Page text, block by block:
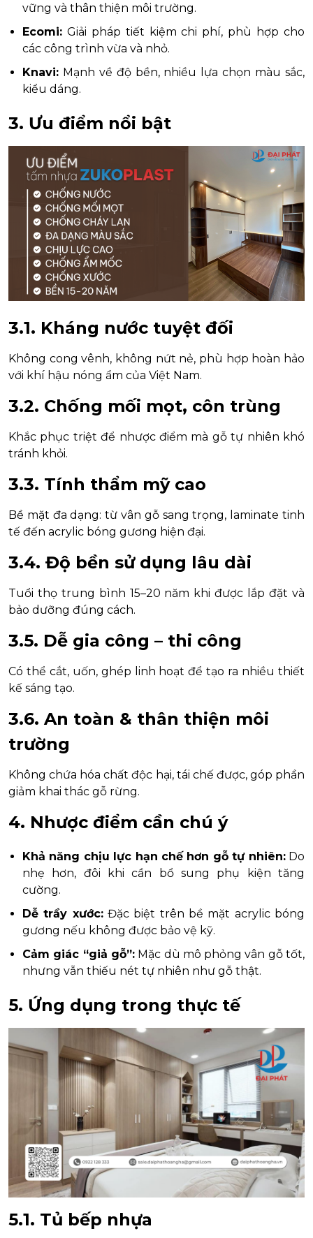
vững và thân thiện môi trường.
Ecomi: Giải pháp tiết kiệm chi phí, phù hợp cho
các công trình vừa và nhỏ.
Knavi: Mạnh về độ bền, nhiều lựa chọn màu sắc,
kiểu dáng.
3. Ưu điểm nổi bật
3.1. Kháng nước tuyệt đối
Không cong vênh, không nứt nẻ, phù hợp hoàn hảo
với khí hậu nóng ẩm của Việt Nam.
3.2. Chống mối mọt, côn trùng
Khắc phục triệt để nhược điểm mà gỗ tự nhiên khó
tránh khỏi.
3.3. Tính thẩm mỹ cao
Bề mặt đa dạng: từ vân gỗ sang trọng, laminate tinh
tế đến acrylic bóng gương hiện đại.
3.4. Độ bền sử dụng lâu dài
Tuổi thọ trung bình 15–20 năm khi được lắp đặt và
bảo dưỡng đúng cách.
3.5. Dễ gia công – thi công
Có thể cắt, uốn, ghép linh hoạt để tạo ra nhiều thiết
kế sáng tạo.
3.6. An toàn & thân thiện môi
trường
Không chứa hóa chất độc hại, tái chế được, góp phần
giảm khai thác gỗ rừng.
4. Nhược điểm cần chú ý
Khả năng chịu lực hạn chế hơn gỗ tự nhiên:Do
nhẹ hơn, đôi khi cần bổ sung phụ kiện tăng
cường.
Dễ trầy xước:Đặc biệt trên bề mặt acrylic bóng
gương nếu không được bảo vệ kỹ.
Cảm giác “giả gỗ”:Mặc dù mô phỏng vân gỗ tốt,
nhưng vẫn thiếu nét tự nhiên như gỗ thật.
5. Ứng dụng trong thực tế
5.1. Tủ bếp nhựa